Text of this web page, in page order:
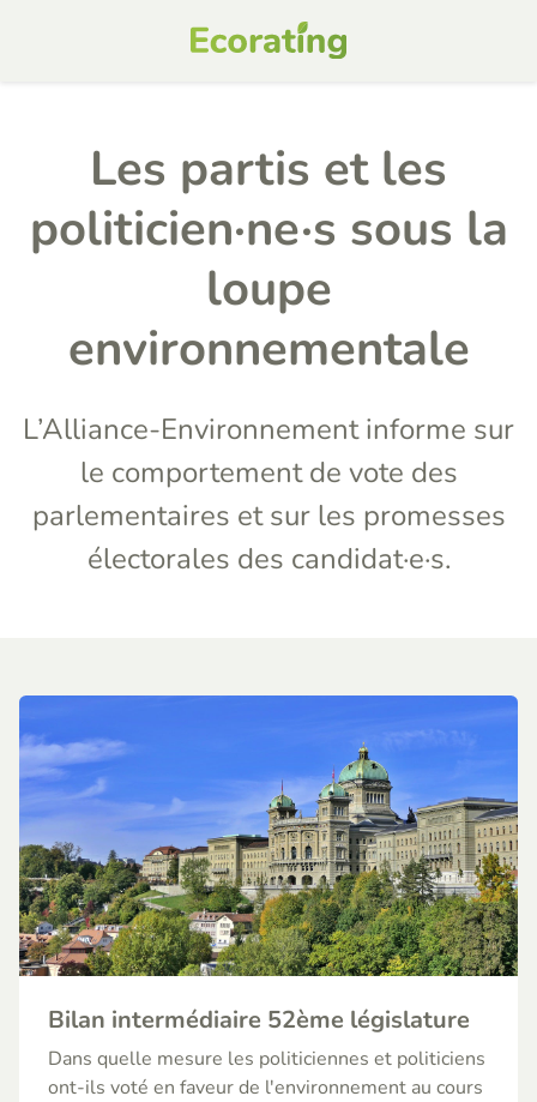
Les partis et les
politicien·ne·s sous la
loupe
environnementale
L’Alliance-Environnement informe sur
le comportement de vote des
parlementaires et sur les promesses
électorales des candidat·e·s.
Bilan intermédiaire 52ème législature
Dans quelle mesure les politiciennes et politiciens
ont-ils voté en faveur de l'environnement au cours